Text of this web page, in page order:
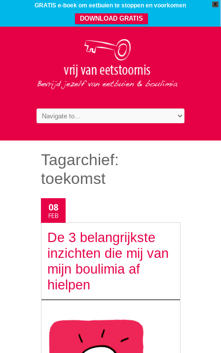
X
GRATIS e-boek om eetbuien te stoppen en voorkomen
DOWNLOAD GRATIS
Tagarchief:
toekomst
08
FEB
De 3 belangrijkste
inzichten die mij van
mijn boulimia af
hielpen